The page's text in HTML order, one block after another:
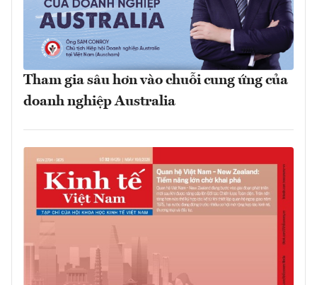
Tham gia sâu hơn vào chuỗi cung ứng của
doanh nghiệp Australia